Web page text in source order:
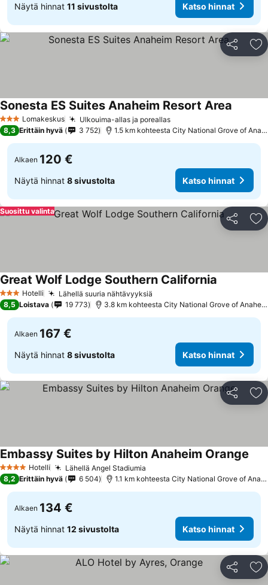
Näytä hinnat 11 sivustolta Katso hinnat
Jaa
3 Tähtiluokitus
Lomakeskus Ulkouima-allas ja poreallasKatso hinnat
Sonesta ES Suites Anaheim Resort Area
8,3 Erittäin hyvä 3 752 1.5 km kohteesta City National Grove of
Alkaen 120 €
Näytä hinnat 8 sivustolta Katso hinnat
Jaa
Suosittu valinta
3 Tähtiluokitus
Hotelli Lähellä suuria nähtävyyksiä
Great Wolf Lodge Southern California
8,5 Loistava 19 773 3.8 km kohteesta City National Grove of
Alkaen 167 €
Näytä hinnat 8 sivustolta Katso hinnat
Jaa
4 Tähtiluokitus
Hotelli Lähellä Angel Stadiumia
Embassy Suites by Hilton Anaheim Orange
8,2 Erittäin hyvä 6 504 1.1 km kohteesta City National Grove of
Alkaen 134 €
Näytä hinnat 12 sivustolta Katso hinnat
Jaa